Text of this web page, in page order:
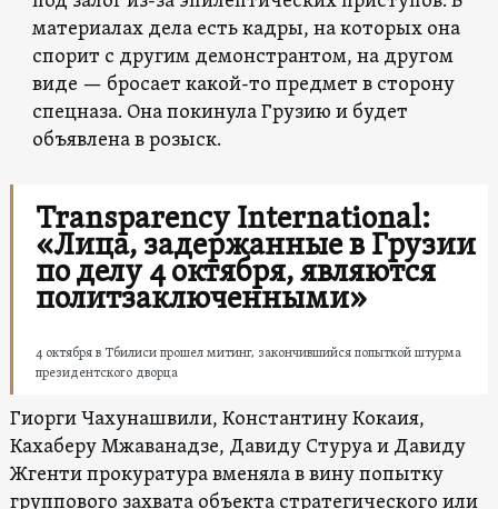
материалах дела есть кадры, на которых она
спорит с другим демонстрантом, на другом
виде — бросает какой-то предмет в сторону
спецназа. Она покинула Грузию и будет
объявлена в розыск.
Transparency International:
«Лица, задержанные в Грузии
по делу 4 октября, являются
политзаключенными»
4 октября в Тбилиси прошел митинг, закончившийся попыткой штурма
президентского дворца
Гиорги Чахунашвили, Константину Кокаия,
Кахаберу Мжаванадзе, Давиду Стуруа и Давиду
Жгенти прокуратура вменяла в вину попытку
группового захвата объекта стратегического или